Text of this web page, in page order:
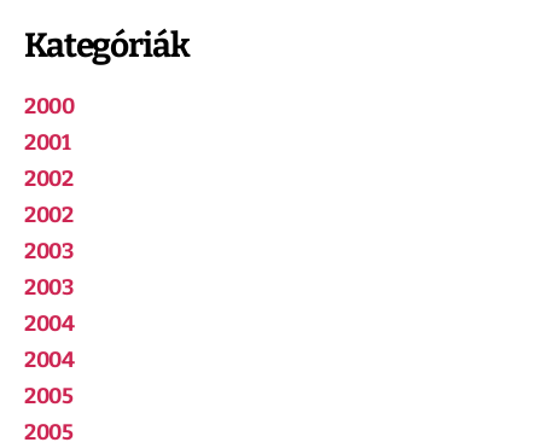
Kategóriák
2000
2001
2002
2002
2003
2003
2004
2004
2005
2005